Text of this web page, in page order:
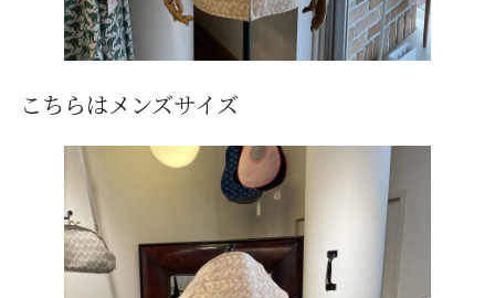
こちらはメンズサイズ